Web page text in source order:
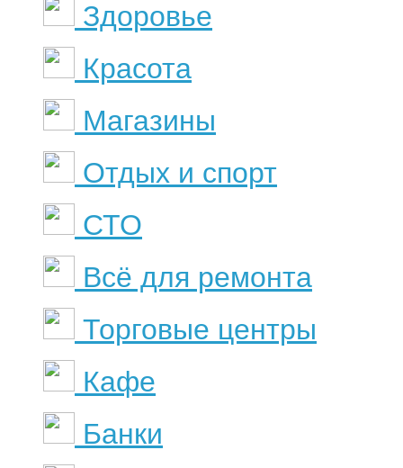
Здоровье
Красота
Магазины
Отдых и спорт
СТО
Всё для ремонта
Торговые центры
Кафе
Банки